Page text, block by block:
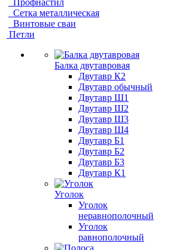
Профнастил
Сетка металлическая
Винтовые сваи
Петли
Балка двутавровая
Двутавр К2
Двутавр обычный
Двутавр Ш1
Двутавр Ш2
Двутавр Ш3
Двутавр Ш4
Двутавр Б1
Двутавр Б2
Двутавр Б3
Двутавр К1
Уголок
Уголок
неравнополочный
Уголок
равнополочный